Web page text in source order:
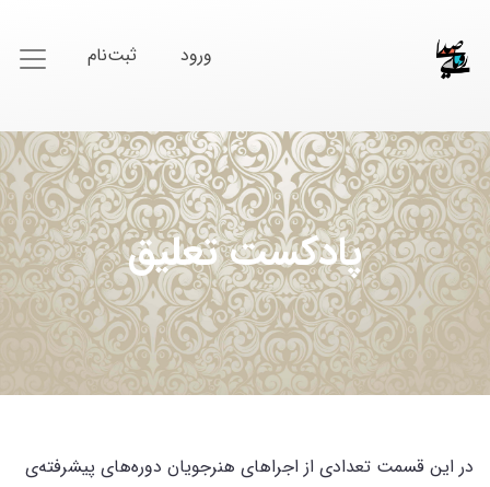
ورود ثبت‌نام
پادکست تعلیق
در این قسمت تعدادی از اجراهای هنرجویان دوره‌های پیشرفته‌ی